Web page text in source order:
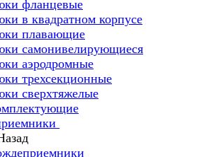
фланцевые
в квадратном корпусе
плавающие
самонивелирующиеся
аэродромные
трехсекционные
сверхтяжелые